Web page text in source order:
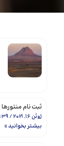
ثبت نام منتورها
ژوئن 16, 2021
بیشتر بخوانید »